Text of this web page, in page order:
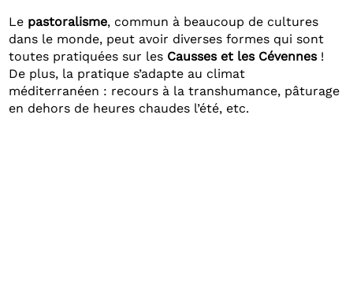
Le pastoralisme, commun à beaucoup de cultures
dans le monde, peut avoir diverses formes qui sont
toutes pratiquées sur les Causses et les Cévennes!
De plus, la pratique s’adapte au climat
méditerranéen : recours à la transhumance, pâturage
en dehors de heures chaudes l’été, etc.